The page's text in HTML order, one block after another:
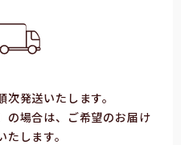
発送いたします。
の場合は、ご希望のお届け
します。